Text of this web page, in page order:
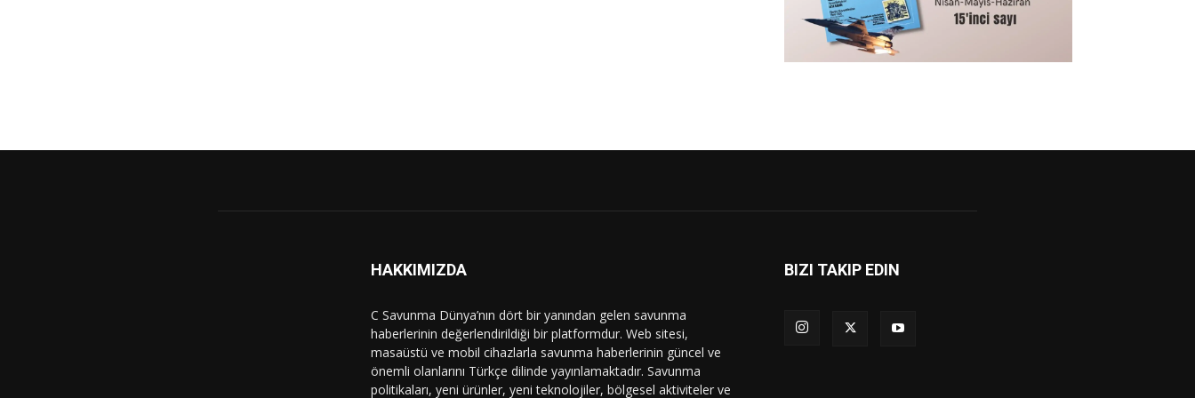
HAKKIMIZDA
C Savunma Dünya’nın dört bir yanından gelen savunma
haberlerinin değerlendirildiği bir platformdur. Web sitesi,
masaüstü ve mobil cihazlarla savunma haberlerinin güncel ve
önemli olanlarını Türkçe dilinde yayınlamaktadır. Savunma
politikaları, yeni ürünler, yeni teknolojiler, bölgesel aktiviteler ve
BIZI TAKIP EDIN